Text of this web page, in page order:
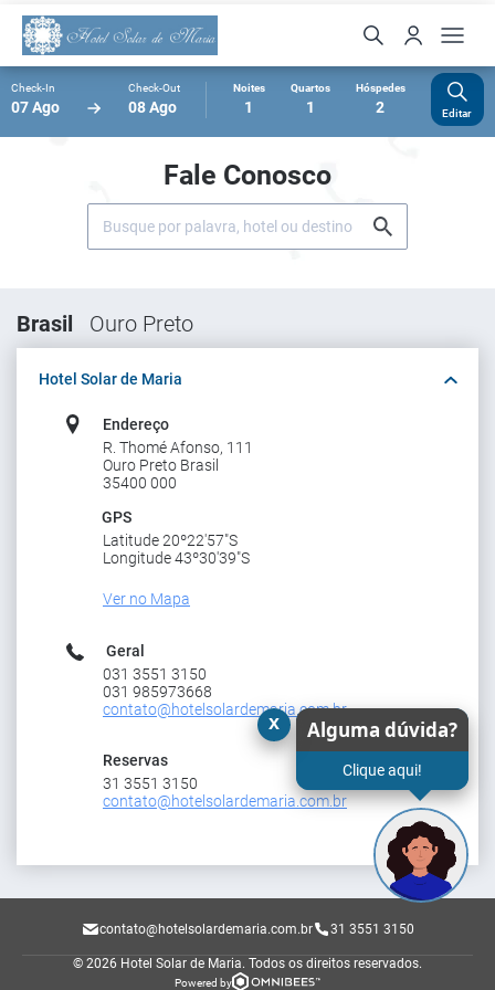
Check-In
07 Ago
Check-Out
08 Ago
Noites
1
Quartos
1
Hóspedes
2 Editar
Fale Conosco
Brasil Ouro Preto
Hotel Solar de Maria
Endereço
R. Thomé Afonso, 111
Ouro Preto Brasil
35400 000
GPS
Latitude 20º22'57"S
Longitude 43º30'39"S
Ver no Mapa
Geral
031 3551 3150
031 985973668
contato@hotelsolardemaria.com.br
Reservas
31 3551 3150
contato@hotelsolardemaria.com.br
contato@hotelsolardemaria.com.br 31 3551 3150
© 2026 Hotel Solar de Maria. Todos os direitos reservados.
Powered by
Alguma dúvida?
Clique aqui!
x